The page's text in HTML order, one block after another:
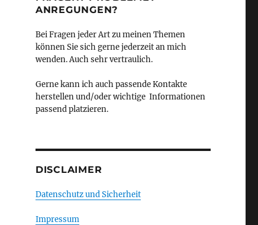
ANREGUNGEN?
Bei Fragen jeder Art zu meinen Themen
können Sie sich gerne jederzeit an mich
wenden. Auch sehr vertraulich.
Gerne kann ich auch passende Kontakte
herstellen und/oder wichtige Informationen
passend platzieren.
DISCLAIMER
Datenschutz und Sicherheit
Impressum